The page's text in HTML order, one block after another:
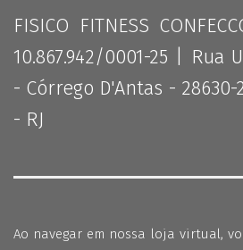
FISICO FITNESS
10.867.942/0001-25 | Rua
- Córrego D'Antas -
- RJ
Ao navegar em nossa loja virtual,